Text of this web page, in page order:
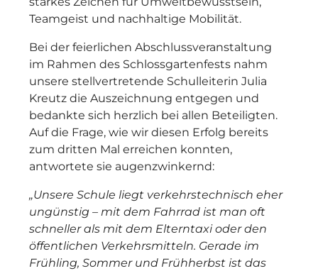
Teamgeist und nachhaltige Mobilität.
Bei der feierlichen Abschlussveranstaltung
im Rahmen des Schlossgartenfests nahm
unsere stellvertretende Schulleiterin Julia
Kreutz die Auszeichnung entgegen und
bedankte sich herzlich bei allen Beteiligten.
Auf die Frage, wie wir diesen Erfolg bereits
zum dritten Mal erreichen konnten,
antwortete sie augenzwinkernd:
„Unsere Schule liegt verkehrstechnisch eher
ungünstig – mit dem Fahrrad ist man oft
schneller als mit dem Elterntaxi oder den
öffentlichen Verkehrsmitteln. Gerade im
Frühling, Sommer und Frühherbst ist das